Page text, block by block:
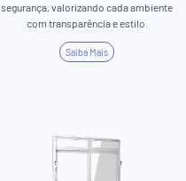
segurança, valorizando cada ambiente
com transparência e estilo.
Saiba Mais